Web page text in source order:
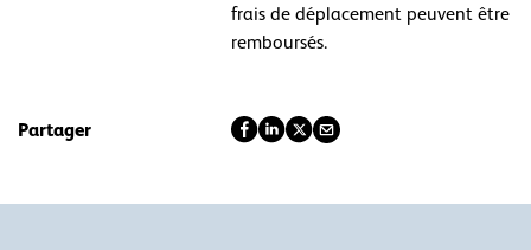
frais de déplacement peuvent être
remboursés.
Partager